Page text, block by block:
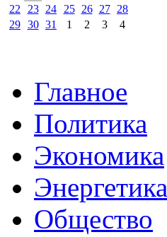
22
23 24 25 26 27
28
29 30 31 1 2 3 4
Главное
Политика
Экономика
Энергетика
Общество